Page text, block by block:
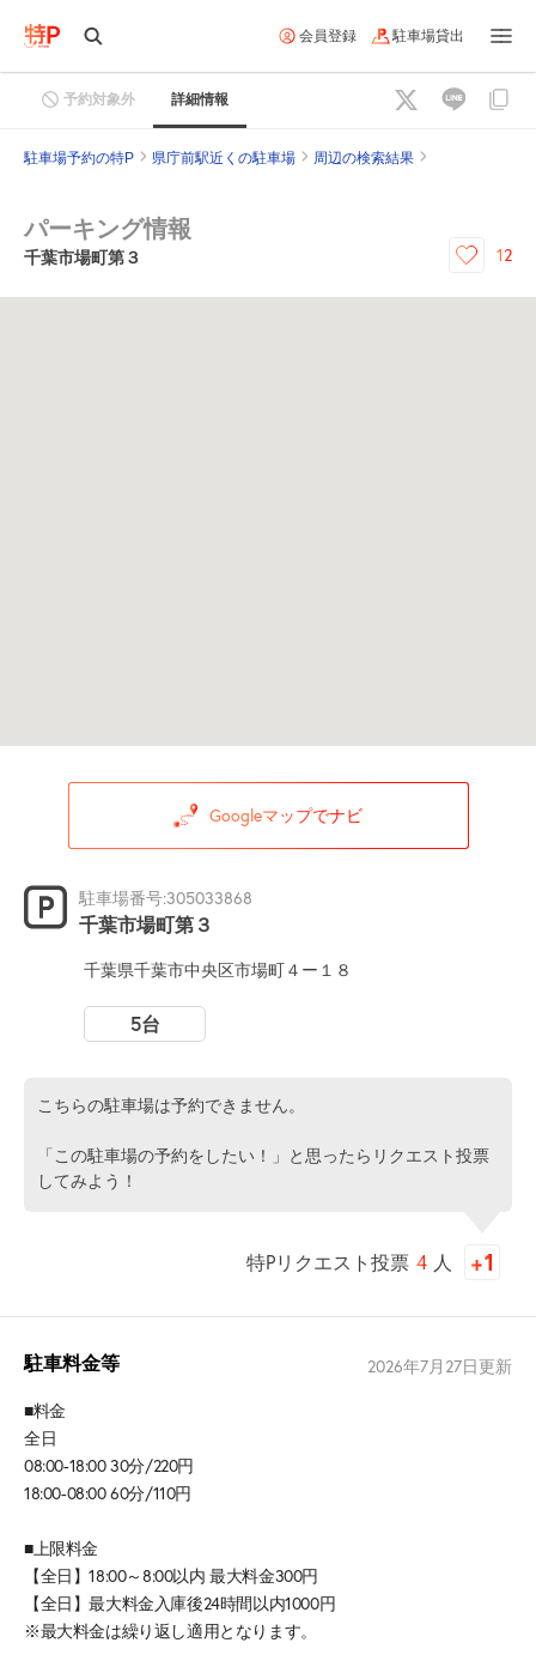
会員登録 駐車場貸出
予約対象外 詳細情報
駐車場予約の特P 県庁前駅近くの駐車場 周辺の検索結果
パーキング情報
千葉市場町第３ 12
Googleマップでナビ
駐車場番号:305033868
千葉市場町第３
千葉県千葉市中央区市場町４ー１８
5台
こちらの駐車場は予約できません。
「この駐車場の予約をしたい！」と思ったらリクエスト投票
してみよう！
特Pリクエスト投票 4 人
駐車料金等 2026年7月27日更新
■料金
全日
08:00-18:00 30分/220円
18:00-08:00 60分/110円
■上限料金
【全日】18:00～8:00以内 最大料金300円
【全日】最大料金入庫後24時間以内1000円
※最大料金は繰り返し適用となります。